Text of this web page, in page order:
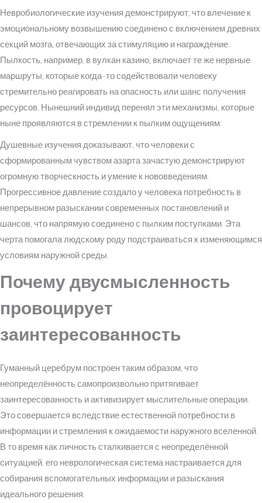
Невробиологические изучения демонстрируют, что влечение к
эмоциональному возвышению соединено с включением древних
секций мозга, отвечающих за стимуляцию и награждение.
Пылкость, например, в вулкан казино, включает те же нервные
маршруты, которые когда-то содействовали человеку
стремительно реагировать на опасность или шанс получения
ресурсов. Нынешний индивид перенял эти механизмы, которые
ныне проявляются в стремлении к пылким ощущениям.
Душевные изучения доказывают, что человеки с
сформированным чувством азарта зачастую демонстрируют
огромную творческность и умение к нововведениям.
Прогрессивное давление создало у человека потребность в
непрерывном разыскании современных постановлений и
шансов, что напрямую соединено с пылким поступками. Эта
черта помогала людскому роду подстраиваться к изменяющимся
условиям наружной среды.
Почему двусмысленность
провоцирует
заинтересованность
Гуманный церебрум построен таким образом, что
неопределённость самопроизвольно притягивает
заинтересованность и активизирует мыслительные операции.
Это совершается вследствие естественной потребности в
информации и стремления к ожидаемости наружного вселенной.
В то время как личность сталкивается с неопределённой
ситуацией, его неврологическая система настраивается для
собирания вспомогательных информации и разыскания
идеального решения.